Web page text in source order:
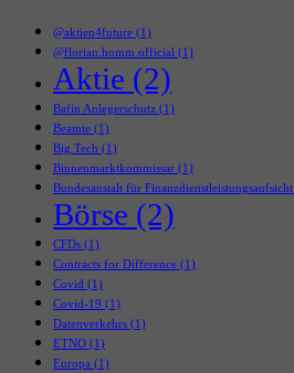
@aktien4future (1)
@florian.homm.official (1)
Aktie (2)
Bafin Anlegerschutz (1)
Beamte (1)
Big Tech (1)
Binnenmarktkommissar (1)
Bundesanstalt für Finanzdienstleistungsaufsicht
Börse (2)
CFDs (1)
Contracts for Difference (1)
Covid (1)
Covid-19 (1)
Datenverkehrs (1)
ETNO (1)
Europa (1)